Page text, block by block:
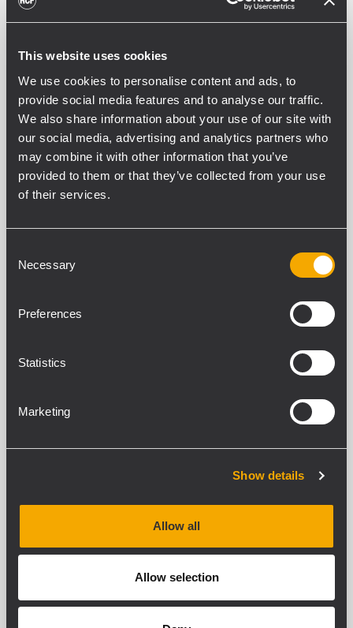
This website uses cookies
We use cookies to personalise content and ads, to
provide social media features and to analyse our traffic.
We also share information about your use of our site with
our social media, advertising and analytics partners who
may combine it with other information that you’ve
provided to them or that they’ve collected from your use
of their services.
Selection
Necessary
Preferences
Statistics
Marketing
Show details
Allow all
Allow selection
109 dB
Abdeckungswinkel:
80°
System-Empfindlichkeit
POWER SEKTION
20 W RMS
80 W PEAK
DMA 504, DMA 162, DMA 82, DMA 162P, ES 2160,
ES 3080, AM 2320, AM 2160, AM 2080, AM 1125,
SCHALLWANDLER
Woofer